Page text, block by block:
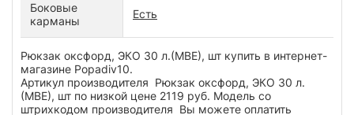
Боковые
карманы
Есть
Рюкзак оксфорд, ЭКО 30 л.(МВЕ), шт купить в интернет-
магазине Popadiv10.
Артикул производителя Рюкзак оксфорд, ЭКО 30 л.
(МВЕ), шт по низкой цене 2119 руб. Модель со
штрихкодом производителя Вы можете оплатить